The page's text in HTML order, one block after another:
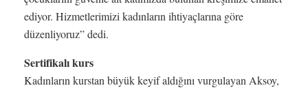
ediyor. Hizmetlerimizi kadınların ihtiyaçlarına göre
düzenliyoruz” dedi.
Sertifikalı kurs
Kadınların kurstan büyük keyif aldığını vurgulayan Aksoy,